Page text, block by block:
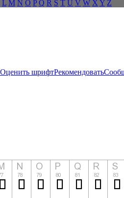
L M N O P Q R S T U V W X Y Z
Оценить шрифтРекомендовать